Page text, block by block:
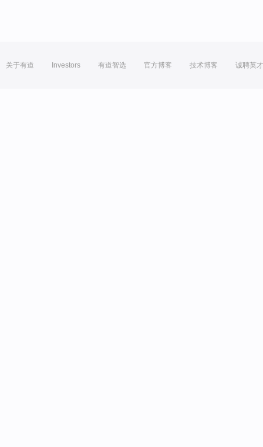
关于有道 Investors 有道智选 官方博客 技术博客 诚聘英才